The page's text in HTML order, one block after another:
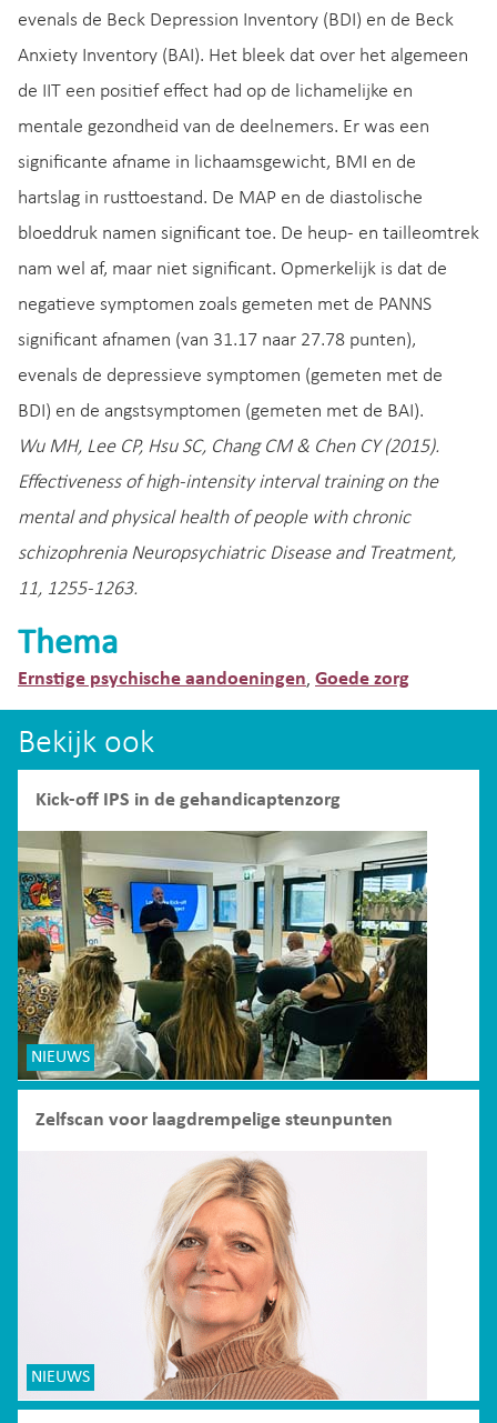
evenals de Beck Depression Inventory (BDI) en de Beck
Anxiety Inventory (BAI). Het bleek dat over het algemeen
de IIT een positief effect had op de lichamelijke en
mentale gezondheid van de deelnemers. Er was een
significante afname in lichaamsgewicht, BMI en de
hartslag in rusttoestand. De MAP en de diastolische
bloeddruk namen significant toe. De heup- en tailleomtrek
nam wel af, maar niet significant. Opmerkelijk is dat de
negatieve symptomen zoals gemeten met de PANNS
significant afnamen (van 31.17 naar 27.78 punten),
evenals de depressieve symptomen (gemeten met de
BDI) en de angstsymptomen (gemeten met de BAI).
Wu MH, Lee CP, Hsu SC, Chang CM & Chen CY (2015).
Effectiveness of high-intensity interval training on the
mental and physical health of people with chronic
schizophrenia Neuropsychiatric Disease and Treatment,
11, 1255-1263.
Thema
Ernstige psychische aandoeningen, Goede zorg
Bekijk ook
Kick-off IPS in de gehandicaptenzorg
NIEUWS
Zelfscan voor laagdrempelige steunpunten
NIEUWS